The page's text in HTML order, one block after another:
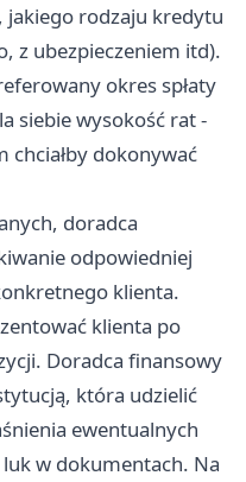
jakiego rodzaju kredytu
z ubezpieczeniem itd).
okres spłaty
siebie wysokość rat -
chciałby dokonywać
doradca
odpowiedniej
klienta.
klienta po
Doradca finansowy
która udzielić
ewentualnych
luk w dokumentach. Na